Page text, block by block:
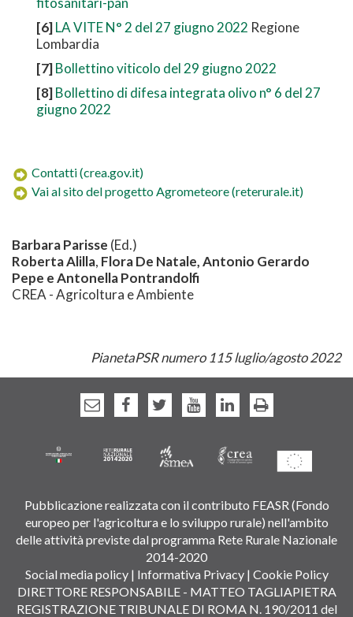
[6]LA VITE N° 2 del 27 giugno 2022 Regione
Lombardia
[7]Bollettino viticolo del 29 giugno 2022
[8]Bollettino di difesa integrata olivo n° 6 del 27
giugno 2022
Contatti (crea.gov.it)
Vai al sito del progetto Agrometeore (reterurale.it)
Barbara Parisse (Ed.)
Roberta Alilla, Flora De Natale,Antonio Gerardo
Pepe e Antonella Pontrandolfi
CREA - Agricoltura e Ambiente
PianetaPSR numero 115 luglio/agosto 2022
Pubblicazione realizzata con il contributo FEASR (Fondo
europeo per l'agricoltura e lo sviluppo rurale) nell'ambito
delle attività previste dal programma Rete Rurale Nazionale
2014-2020
Social media policy| Informativa Privacy| Cookie Policy
DIRETTORE RESPONSABILE - MATTEO TAGLIAPIETRA
REGISTRAZIONE TRIBUNALE DI ROMA N. 190/2011 del